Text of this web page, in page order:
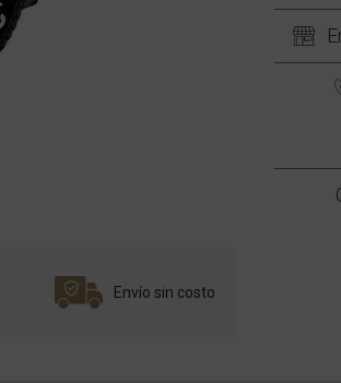
Envío sin costo